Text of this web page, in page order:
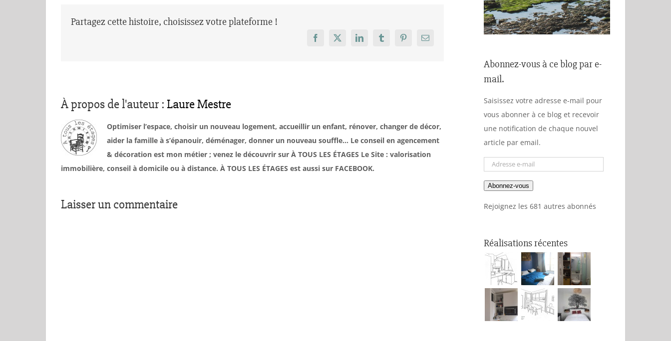
Partagez cette histoire, choisissez votre plateforme !
Facebook
X LinkedInTumblrPinterestEmail
À propos de l'auteur : Laure Mestre
Optimiser l’espace, choisir un nouveau logement, accueillir un enfant, rénover, changer de décor,
aider la famille à s’épanouir, déménager, donner un nouveau souffle… Le conseil en agencement
& décoration est mon métier ; venez le découvrir sur À TOUS LES ÉTAGES Le Site : valorisation
immobilière, conseil à domicile ou à distance. À TOUS LES ÉTAGES est aussi sur FACEBOOK.
Laisser un commentaire
Abonnez-vous à ce blog par e-
mail.
Saisissez votre adresse e-mail pour
vous abonner à ce blog et recevoir
une notification de chaque nouvel
article par email.
Adresse
mail
Abonnez-vous
Rejoignez les 681 autres abonnés
Réalisations récentes